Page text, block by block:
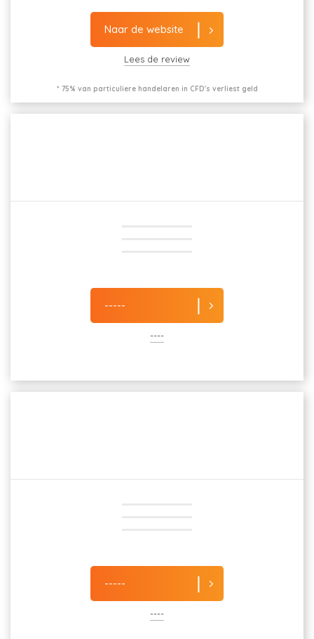
Naar de website
Lees de review
* 75% van particuliere handelaren in CFD's verliest geld
-----
----
-----
----